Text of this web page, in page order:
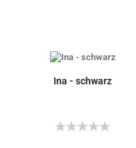
Ina - schwarz